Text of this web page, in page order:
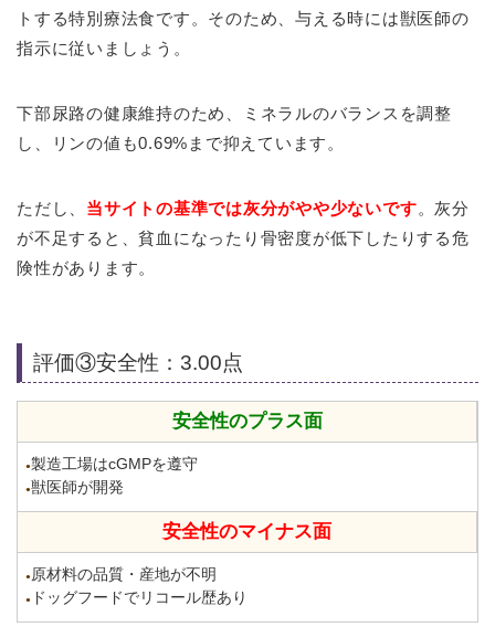
トする特別療法食です。そのため、与える時には獣医師の
指示に従いましょう。
下部尿路の健康維持のため、ミネラルのバランスを調整
し、リンの値も0.69%まで抑えています。
ただし、 当サイトの基準では灰分がやや少ないです。灰分
が不足すると、貧血になったり骨密度が低下したりする危
険性があります。
評価③安全性：3.00点
安全性のプラス面
●製造工場はcGMPを遵守
●獣医師が開発
安全性のマイナス面
● 原材料の品質・産地が不明
● ドッグフードでリコール歴あり